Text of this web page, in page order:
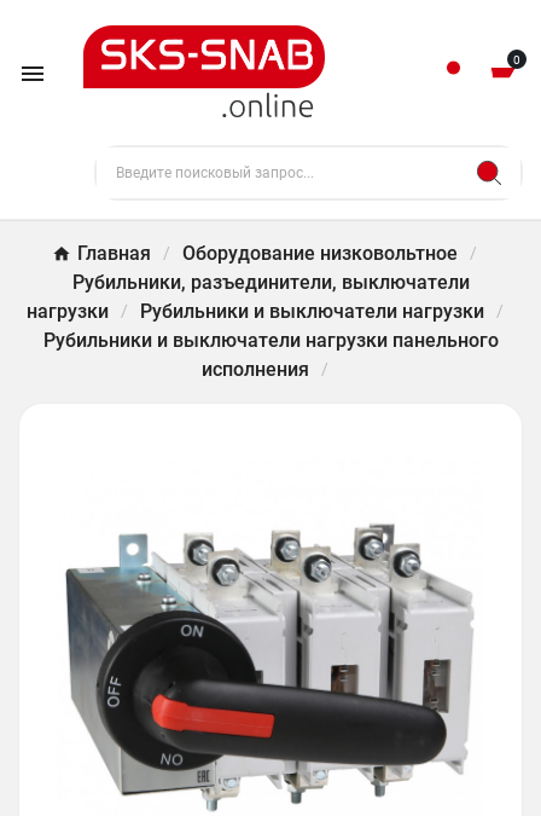
 0
Главная
Оборудование низковольтное
Рубильники, разъединители, выключатели
нагрузки
Рубильники и выключатели нагрузки
Рубильники и выключатели нагрузки панельного
исполнения